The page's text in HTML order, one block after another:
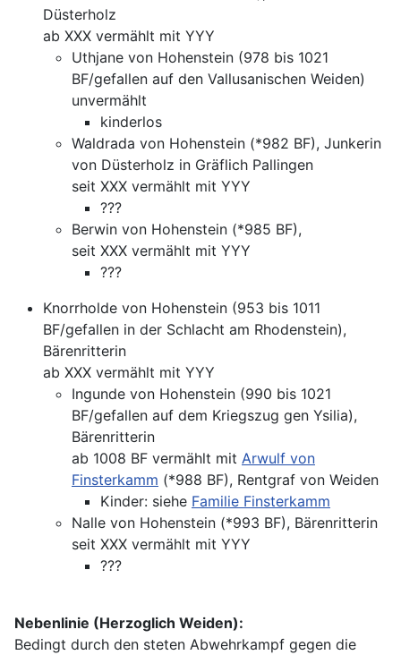
Düsterholz
ab XXX vermählt mit YYY
Uthjane von Hohenstein (978 bis 1021
BF/gefallen auf den Vallusanischen Weiden)
unvermählt
kinderlos
Waldrada von Hohenstein (*982 BF), Junkerin
von Düsterholz in Gräflich Pallingen
seit XXX vermählt mit YYY
???
Berwin von Hohenstein (*985 BF),
seit XXX vermählt mit YYY
???
Knorrholde von Hohenstein (953 bis 1011
BF/gefallen in der Schlacht am Rhodenstein),
Bärenritterin
ab XXX vermählt mit YYY
Ingunde von Hohenstein (990 bis 1021
BF/gefallen auf dem Kriegszug gen Ysilia),
Bärenritterin
ab 1008 BF vermählt mit Arwulf von
Finsterkamm (*988 BF), Rentgraf von Weiden
Kinder: siehe Familie Finsterkamm
Nalle von Hohenstein (*993 BF), Bärenritterin
seit XXX vermählt mit YYY
???
Nebenlinie (Herzoglich Weiden):
Bedingt durch den steten Abwehrkampf gegen die